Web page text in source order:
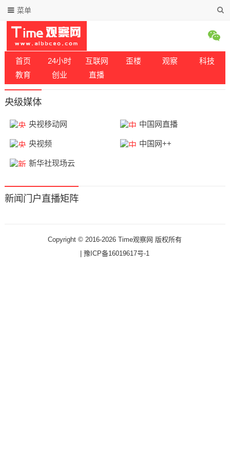
菜单
首页 24小时 互联网 歪楼 观察
科技
教育
创业 直播
央级媒体
央视移动网 中国网直播
央视频 中国网++
新华社现场云
新闻门户直播矩阵
Copyright © 2016-2026 Time观察网 版权所有
|豫ICP备16019617号-1